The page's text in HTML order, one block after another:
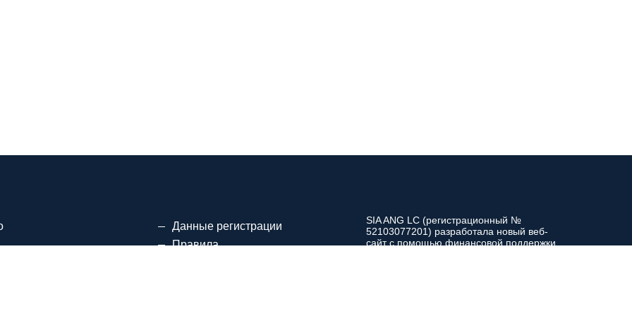
Данные регистрации
Правила
SIA ANG LC (регистрационный №
52103077201) разработала новый веб-
сайт с помощью финансовой поддержки,